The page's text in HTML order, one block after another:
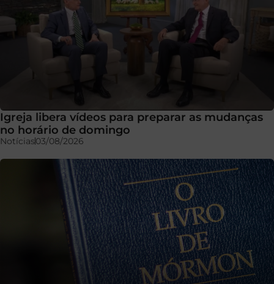
Igreja libera vídeos para preparar as mudanças
no horário de domingo
Notícias03/08/2026